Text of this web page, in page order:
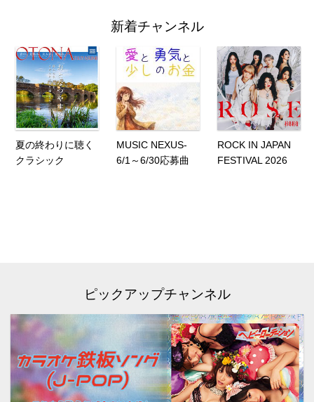
新着チャンネル
夏の終わりに聴く
クラシック
MUSIC NEXUS-
6/1～6/30応募曲
ROCK IN JAPAN
FESTIVAL 2026
ピックアップチャンネル